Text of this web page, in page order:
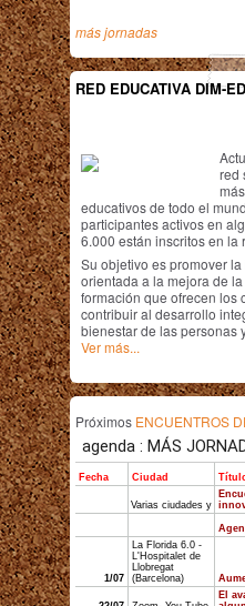
más jornadas
RED EDUCATIVA DIM-
red
educativos de todo el
participantes activos en
6.000 están inscritos en la
Su objetivo es promover
orientada a la mejora de
formación que ofrecen los
contribuir al desarrollo
bienestar de las personas
Ver más...
Próximos ENCUENTROS